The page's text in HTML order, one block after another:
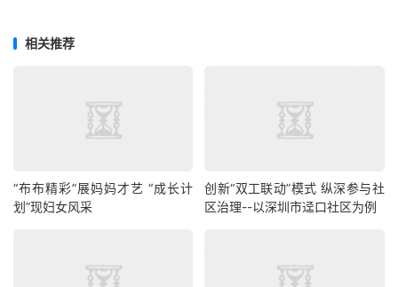
相关推荐
“布布精彩”展妈妈才艺 “成长计
划”现妇女风采
创新“双工联动”模式 纵深参与社
区治理--以深圳市迳口社区为例